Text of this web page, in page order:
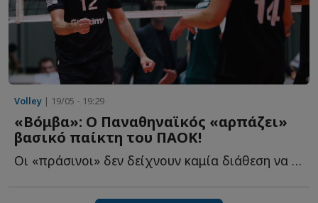
Volley | 19/05 - 19:29
«Βόμβα»: Ο Παναθηναϊκός «αρπάζει»
βασικό παίκτη του ΠΑΟΚ!
Οι «πράσινοι» δεν δείχνουν καμία διάθεση να επαναπαυτούν σ...